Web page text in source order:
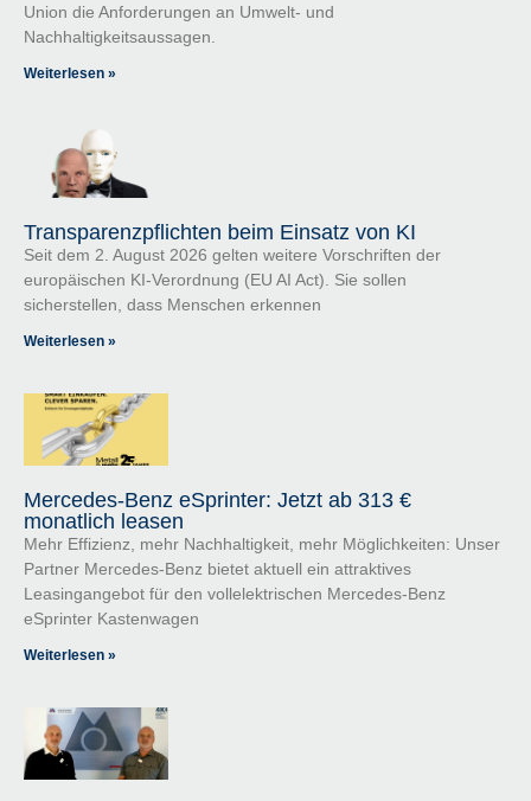
Union die Anforderungen an Umwelt- und
Nachhaltigkeitsaussagen.
Weiterlesen »
Transparenzpflichten beim Einsatz von KI
Seit dem 2. August 2026 gelten weitere Vorschriften der
europäischen KI-Verordnung (EU AI Act). Sie sollen
sicherstellen, dass Menschen erkennen
Weiterlesen »
Mercedes-Benz eSprinter: Jetzt ab 313 €
monatlich leasen
Mehr Effizienz, mehr Nachhaltigkeit, mehr Möglichkeiten: Unser
Partner Mercedes-Benz bietet aktuell ein attraktives
Leasingangebot für den vollelektrischen Mercedes-Benz
eSprinter Kastenwagen
Weiterlesen »